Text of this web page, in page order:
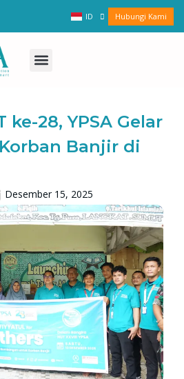
ID
EN Hubungi Kami
Menu
ke-28, YPSA Gelar
Banjir di
Desember 15, 2025